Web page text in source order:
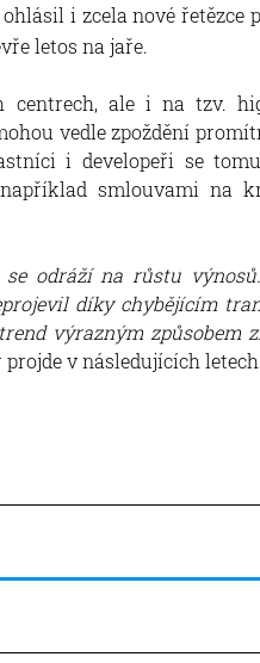
i zcela nové řetězce
letos na jaře.
centrech, ale i na tzv.
vedle zpoždění
i developeři se
smlouvami na
odráží na růstu
díky chybějícím
výrazným způsobem
v následujících